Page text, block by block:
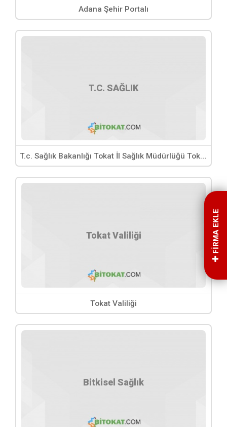
Adana Şehir Portalı
T.C. SAĞLIK
T.c. Sağlık Bakanlığı Tokat İl Sağlık Müdürlüğü Tokat Devlet Hastanesi
Tokat Valiliği
Tokat Valiliği
Bitkisel Sağlık
FİRMA EKLE